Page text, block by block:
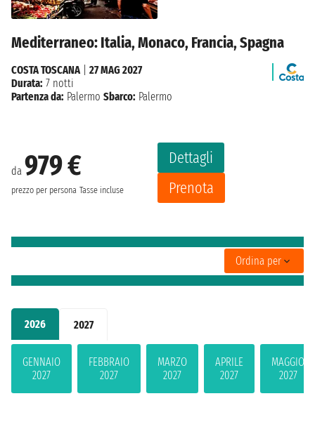
2026 2027
GENNAIO
2027
FEBBRAIO
2027
MARZO
2027
APRILE
2027
MAGGIO
2027
Mediterraneo: Italia, Monaco, Francia, Spagna
da 979 €
prezzo per persona Tasse incluse
Dettagli
Prenota
COSTA TOSCANA| 27 MAG 2027
Durata: 7 notti
Partenza da: Palermo Sbarco: Palermo
Ordina per